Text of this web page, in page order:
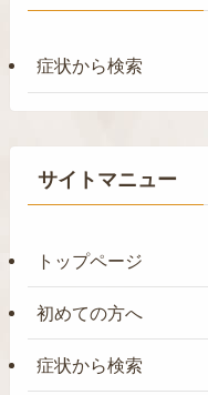
症状から検索
サイトマニュー
トップページ
初めての方へ
症状から検索